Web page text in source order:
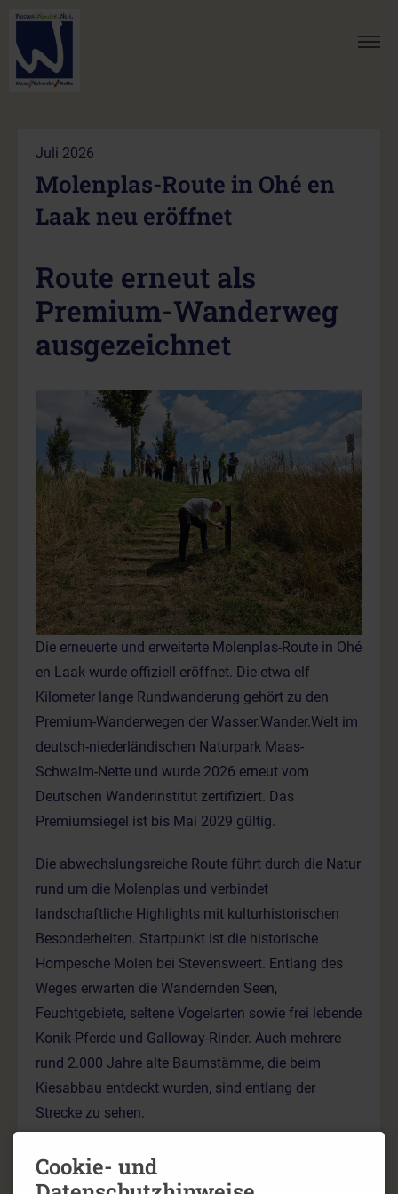
Juli 2026
Molenplas-Route in Ohé en
Laak neu eröffnet
Route erneut als
Premium-Wanderweg
ausgezeichnet
Die erneuerte und erweiterte Molenplas-Route in Ohé
en Laak wurde offiziell eröffnet. Die etwa elf
Kilometer lange Rundwanderung gehört zu den
Premium-Wanderwegen der Wasser.Wander.Welt im
deutsch-niederländischen Naturpark Maas-
Schwalm-Nette und wurde 2026 erneut vom
Deutschen Wanderinstitut zertifiziert. Das
Premiumsiegel ist bis Mai 2029 gültig.
Die abwechslungsreiche Route führt durch die Natur
rund um die Molenplas und verbindet
landschaftliche Highlights mit kulturhistorischen
Besonderheiten. Startpunkt ist die historische
Hompesche Molen bei Stevensweert. Entlang des
Weges erwarten die Wandernden Seen,
Feuchtgebiete, seltene Vogelarten sowie frei lebende
Konik-Pferde und Galloway-Rinder. Auch mehrere
rund 2.000 Jahre alte Baumstämme, die beim
Kiesabbau entdeckt wurden, sind entlang der
Strecke zu sehen.
Mit ihrer gelungenen Kombination aus
Naturerlebnis, Geschichte und Gastfreundschaft ist
Cookie- und